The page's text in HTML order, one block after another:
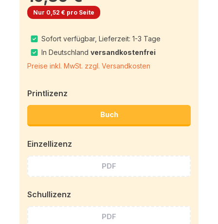
Nur 0,52 € pro Seite
Sofort verfügbar, Lieferzeit: 1-3 Tage
In Deutschlandversandkostenfrei
Preise inkl. MwSt. zzgl. Versandkosten
Printlizenz
Buch
Einzellizenz
PDF
Schullizenz
PDF